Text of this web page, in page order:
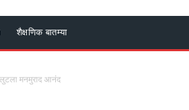
शैक्षणिक बातम्या
लुटला मनमुराद आनंद